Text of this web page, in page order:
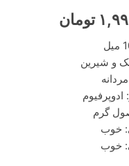
تومان
و شیرین
گرم
خوب
خوب